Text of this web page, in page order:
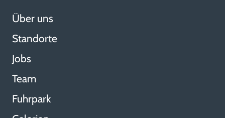
Über uns
Standorte
Jobs
Team
Fuhrpark